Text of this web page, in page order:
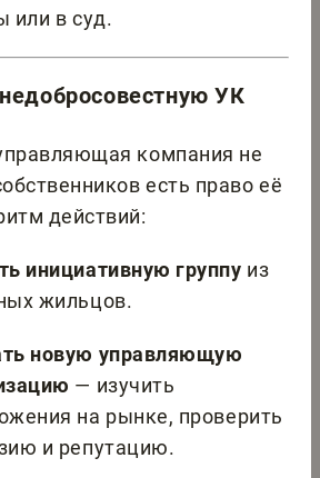
или в суд.
УК
компания не
есть право её
действий:
инициативную группу из
жильцов.
новую управляющую
— изучить
на рынке, проверить
и репутацию.